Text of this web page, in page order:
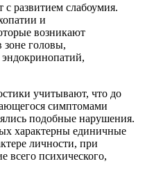
развитием слабоумия.
и
возникают
зоне головы,
учитывают, что до
симптомами
подобные нарушения.
характерны единичные
личности, при
всего психического,